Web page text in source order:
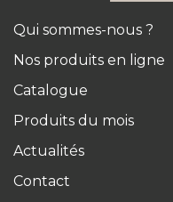
Qui sommes-nous ?
Nos produits en ligne
Catalogue
Produits du mois
Actualités
Contact